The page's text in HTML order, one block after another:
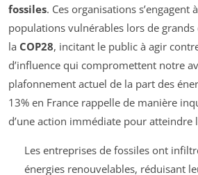
fossiles. Ces organisations s’engagent
populations vulnérables lors de
la COP28, incitant le public à agir
d’influence qui compromettent notre
plafonnement actuel de la part des
13% en France rappelle de manière
d’une action immédiate pour atteindre
Les entreprises de fossiles ont
énergies renouvelables, réduisant